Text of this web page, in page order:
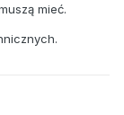
mieć.